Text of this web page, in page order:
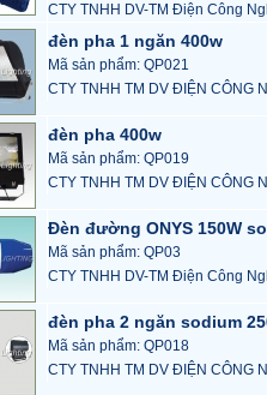
CTY TNHH DV-TM Điện Công
đèn pha 1 ngăn 400w
Mã sản phẩm: QP021
CTY TNHH TM DV ĐIỆN CÔNG
đèn pha 400w
Mã sản phẩm: QP019
CTY TNHH TM DV ĐIỆN CÔNG
Đèn đường ONYS 150W
Mã sản phẩm: QP03
CTY TNHH DV-TM Điện Công
đèn pha 2 ngăn sodium
Mã sản phẩm: QP018
CTY TNHH TM DV ĐIỆN CÔNG